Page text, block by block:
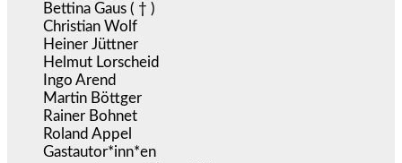
Bettina Gaus ( † )
Christian Wolf
Heiner Jüttner
Helmut Lorscheid
Ingo Arend
Martin Böttger
Rainer Bohnet
Roland Appel
Gastautor*inn*en